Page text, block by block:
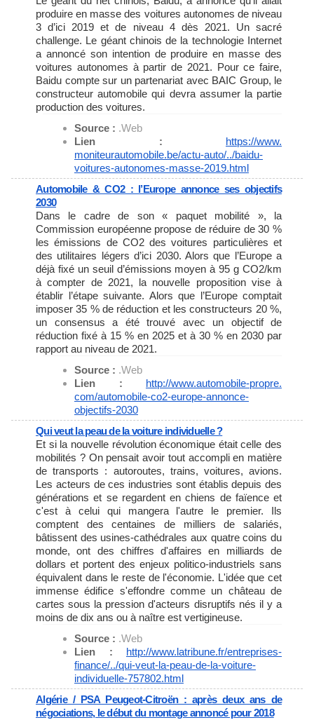
produire en masse des voitures autonomes de niveau
3 d’ici 2019 et de niveau 4 dès 2021. Un sacré
challenge. Le géant chinois de la technologie Internet
a annoncé son intention de produire en masse des
voitures autonomes à partir de 2021. Pour ce faire,
Baidu compte sur un partenariat avec BAIC Group, le
constructeur automobile qui devra assumer la partie
production des voitures.
Source : .Web
Lien : https://www.
moniteurautomobile.be/actu-auto/../baidu-
voitures-autonomes-masse-2019.html
Automobile & CO2 : l’Europe annonce ses objectifs
2030
Dans le cadre de son « paquet mobilité », la
Commission européenne propose de réduire de 30 %
les émissions de CO2 des voitures particulières et
des utilitaires légers d’ici 2030. Alors que l’Europe a
déjà fixé un seuil d’émissions moyen à 95 g CO2/km
à compter de 2021, la nouvelle proposition vise à
établir l’étape suivante. Alors que l’Europe comptait
imposer 35 % de réduction et les constructeurs 20 %,
un consensus a été trouvé avec un objectif de
réduction fixé à 15 % en 2025 et à 30 % en 2030 par
rapport au niveau de 2021.
Source : .Web
Lien : http://www.automobile-propre.
com/automobile-co2-europe-annonce-
objectifs-2030
Qui veut la peau de la voiture individuelle ?
Et si la nouvelle révolution économique était celle des
mobilités ? On pensait avoir tout accompli en matière
de transports : autoroutes, trains, voitures, avions.
Les acteurs de ces industries sont établis depuis des
générations et se regardent en chiens de faïence et
c'est à celui qui mangera l'autre le premier. Ils
comptent des centaines de milliers de salariés,
bâtissent des usines-cathédrales aux quatre coins du
monde, ont des chiffres d'affaires en milliards de
dollars et portent des enjeux politico-industriels sans
équivalent dans le reste de l'économie. L'idée que cet
immense édifice s'effondre comme un château de
cartes sous la pression d'acteurs disruptifs nés il y a
moins de dix ans ou à naître est vertigineuse.
Source : .Web
Lien : http://www.latribune.fr/entreprises-
finance/../qui-veut-la-peau-de-la-voiture-
individuelle-757802.html
Algérie / PSA Peugeot-Citroën : après deux ans de
négociations, le début du montage annoncé pour 2018